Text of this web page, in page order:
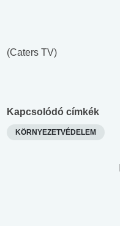
(Caters TV)
Kapcsolódó címkék
KÖRNYEZETVÉDELEM